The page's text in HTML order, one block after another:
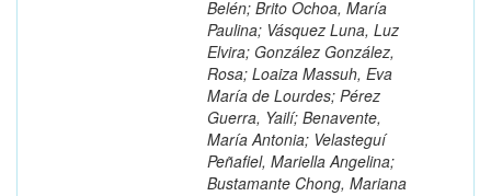
Belén; Brito Ochoa, María
Paulina; Vásquez Luna, Luz
Elvira; González González,
Rosa; Loaiza Massuh, Eva
María de Lourdes; Pérez
Guerra, Yailí; Benavente,
María Antonia; Velasteguí
Peñafiel, Mariella Angelina;
Bustamante Chong, Mariana